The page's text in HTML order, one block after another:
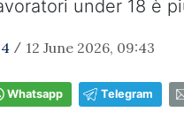
under 18 è
/ 12 June 2026, 09:43
Whatsapp Telegram